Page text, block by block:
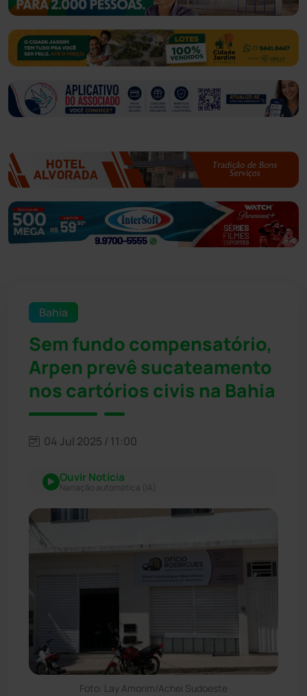
Bahia
Sem fundo compensatório,
Arpen prevê sucateamento
nos cartórios civis na Bahia
04 Jul 2025 / 11:00
Ouvir Notícia
Narração automática (IA)
Foto: Lay Amorim/Achei Sudoeste